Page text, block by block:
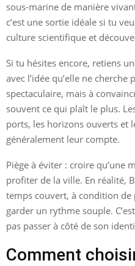
sous-marine de manière
c’est une sortie idéale si tu
culture scientifique et
Si tu hésites encore, retiens
avec l’idée qu’elle ne cherche
spectaculaire, mais à
souvent ce qui plaît le plus.
ports, les horizons ouverts et
généralement leur compte.
Piège à éviter : croire qu’une
profiter de la ville. En réalité,
temps couvert, à condition
garder un rythme souple.
pas passer à côté de son
Comment